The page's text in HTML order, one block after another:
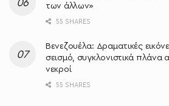
των άλλων»
55 SHARES
Βενεζουέλα: Δραματικές
σεισμό, συγκλονιστικά πλάνα
νεκροί
55 SHARES